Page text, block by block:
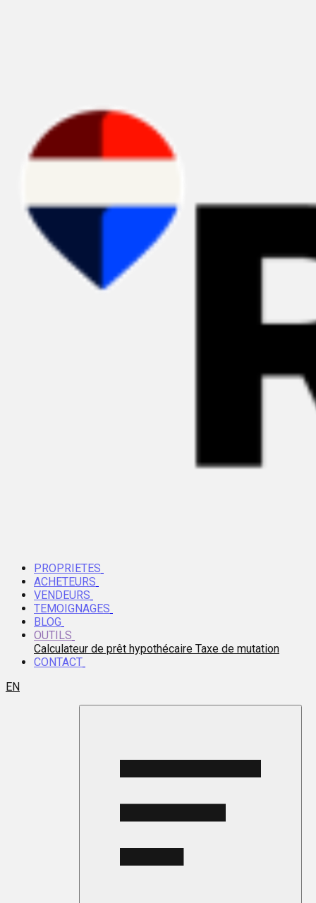
PROPRIETES
ACHETEURS
VENDEURS
TEMOIGNAGES
BLOG
OUTILS
Calculateur de prêt hypothécaire Taxe de mutation
CONTACT
EN